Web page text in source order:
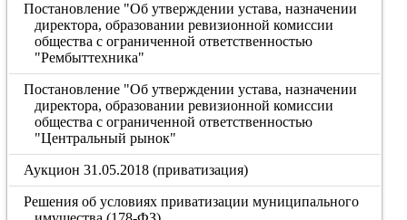
Постановление "Об утверждении устава, назначении
директора, образовании ревизионной комиссии
общества с ограниченной ответственностью
"Рембыттехника"
Постановление "Об утверждении устава, назначении
директора, образовании ревизионной комиссии
общества с ограниченной ответственностью
"Центральный рынок"
Аукцион 31.05.2018 (приватизация)
Решения об условиях приватизации муниципального